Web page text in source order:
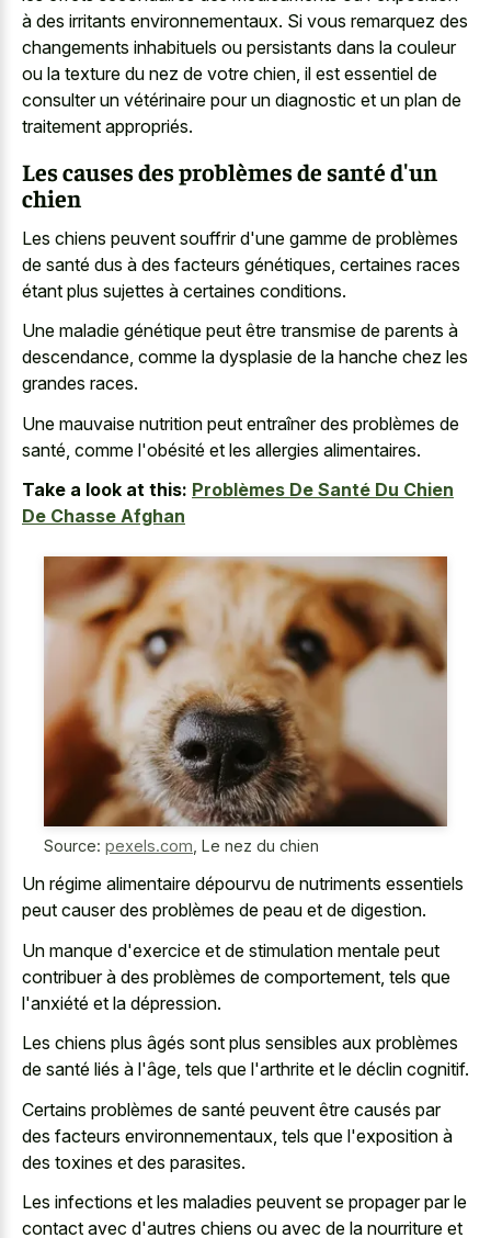
à des irritants environnementaux. Si vous remarquez des
changements inhabituels ou persistants dans la couleur
ou la texture du nez de votre chien, il est essentiel de
consulter un vétérinaire pour un diagnostic et un plan de
traitement appropriés.
Les causes des problèmes de santé d'un
chien
Les chiens peuvent souffrir d'une gamme de problèmes
de santé dus à des facteurs génétiques, certaines races
étant plus sujettes à certaines conditions.
Une maladie génétique peut être transmise de parents à
descendance, comme la dysplasie de la hanche chez les
grandes races.
Une mauvaise nutrition peut entraîner des problèmes de
santé, comme l'obésité et les allergies alimentaires.
Take a look at this: Problèmes De Santé Du Chien
De Chasse Afghan
Source: pexels.com Le nez du chien
Un régime alimentaire dépourvu de nutriments essentiels
peut causer des problèmes de peau et de digestion.
Un manque d'exercice et de stimulation mentale peut
contribuer à des problèmes de comportement, tels que
l'anxiété et la dépression.
Les chiens plus âgés sont plus sensibles aux problèmes
de santé liés à l'âge, tels que l'arthrite et le déclin cognitif.
Certains problèmes de santé peuvent être causés par
des facteurs environnementaux, tels que l'exposition à
des toxines et des parasites.
Les infections et les maladies peuvent se propager par le
contact avec d'autres chiens ou avec de la nourriture et